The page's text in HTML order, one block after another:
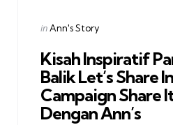
Categories
Posted
inAnn's Story
Kisah Inspiratif
Balik Let’s Share
Campaign Share
Dengan Ann’s